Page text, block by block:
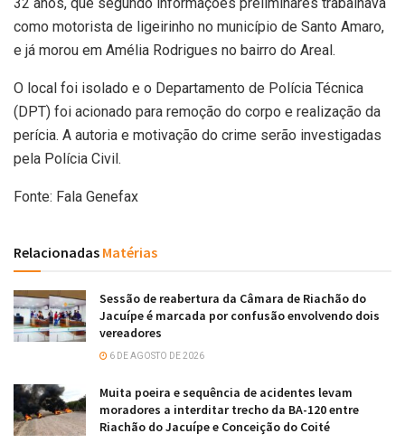
como motorista de ligeirinho no município de Santo Amaro,
e já morou em Amélia Rodrigues no bairro do Areal.
O local foi isolado e o Departamento de Polícia Técnica
(DPT) foi acionado para remoção do corpo e realização da
perícia. A autoria e motivação do crime serão investigadas
pela Polícia Civil.
Fonte: Fala Genefax
Relacionadas Matérias
Sessão de reabertura da Câmara de Riachão do
Jacuípe é marcada por confusão envolvendo dois
vereadores
6 DE AGOSTO DE 2026
Muita poeira e sequência de acidentes levam
moradores a interditar trecho da BA-120 entre
Riachão do Jacuípe e Conceição do Coité